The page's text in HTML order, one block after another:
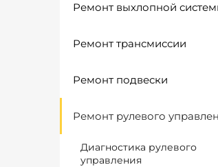
Ремонт выхлопной
Ремонт трансмиссии
Ремонт подвески
Ремонт рулевого
Диагностика рулевого
управления